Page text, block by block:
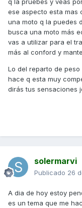
q la pruebes y veas
ese aspecto esta mas
una moto q la puedes
busca una moto más
vas a utilizar para el
más al conford y
Lo del reparto de
hace q esta muy
dirás tus sensaciones
solermarvi
Publicado 26
A dia de hoy estoy
es un tema que me